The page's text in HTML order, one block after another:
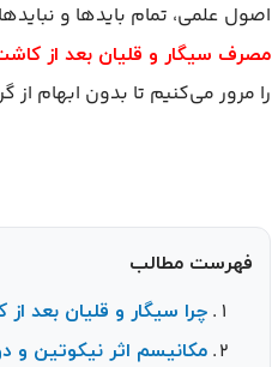
اصول علمی، تمام بایدها و
مصرف سیگار و قلیان بعد از
را مرور می‌کنیم تا بدون ابهام
فهرست مطالب
چرا سیگار و قلیان بعد
مکانیسم اثر نیکوتین و